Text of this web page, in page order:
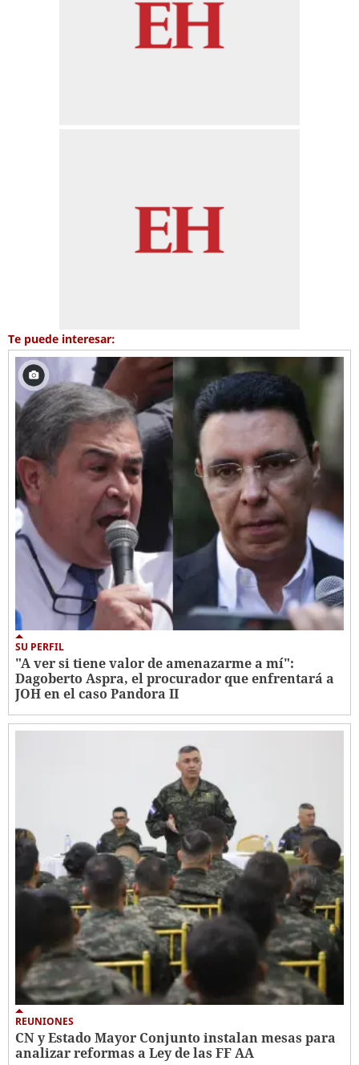
Te puede interesar:
SU PERFIL
"A ver si tiene valor de amenazarme a mí":
Dagoberto Aspra, el procurador que enfrentará a
JOH en el caso Pandora II
REUNIONES
CN y Estado Mayor Conjunto instalan mesas para
analizar reformas a Ley de las FF AA